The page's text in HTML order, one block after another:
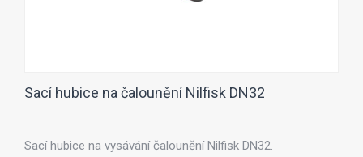
Sací hubice na čalounění Nilfisk DN32
Sací hubice na vysávání čalounění Nilfisk DN32.